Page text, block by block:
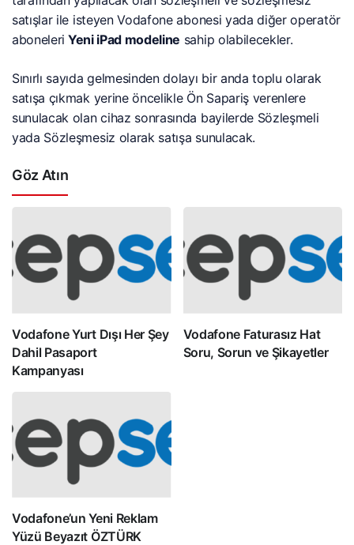
satışlar ile isteyen Vodafone abonesi yada diğer operatör
aboneleri Yeni iPad modeline sahip olabilecekler.
Sınırlı sayıda gelmesinden dolayı bir anda toplu olarak
satışa çıkmak yerine öncelikle Ön Sapariş verenlere
sunulacak olan cihaz sonrasında bayilerde Sözleşmeli
yada Sözleşmesiz olarak satışa sunulacak.
Göz Atın
Vodafone Yurt Dışı Her Şey
Dahil Pasaport
Kampanyası
Vodafone Faturasız Hat
Soru, Sorun ve Şikayetler
Vodafone’un Yeni Reklam
Yüzü Beyazıt ÖZTÜRK